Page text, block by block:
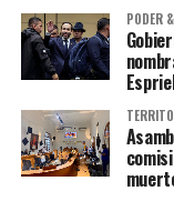
PODER